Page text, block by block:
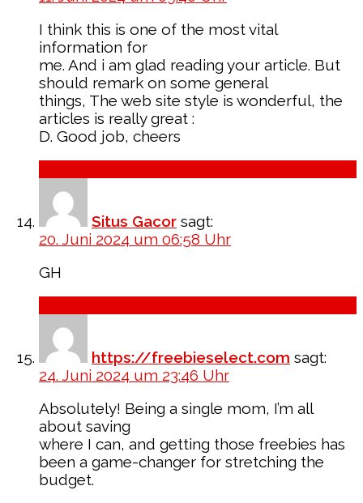
I think this is one of the most vital
information for
me. And i am glad reading your article. But
should remark on some general
things, The web site style is wonderful, the
articles is really great :
D. Good job, cheers
Situs Gacor sagt:
20. Juni 2024 um 06:58 Uhr
GH
https://freebieselect.com sagt:
24. Juni 2024 um 23:46 Uhr
Absolutely! Being a single mom, I’m all
about saving
where I can, and getting those freebies has
been a game-changer for stretching the
budget.